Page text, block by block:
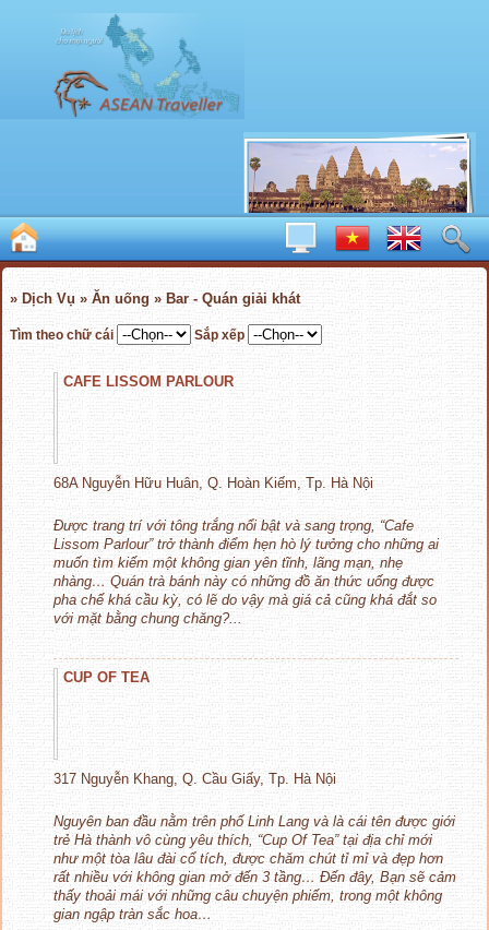
» Dịch Vụ » Ăn uống » Bar - Quán giải khát
Tìm theo chữ cái Sắp xếp
CAFE LISSOM PARLOUR
68A Nguyễn Hữu Huân, Q. Hoàn Kiếm, Tp. Hà Nội
Được trang trí với tông trắng nổi bật và sang trọng, “Cafe
Lissom Parlour” trở thành điểm hẹn hò lý tưởng cho những ai
muốn tìm kiếm một không gian yên tĩnh, lãng mạn, nhẹ
nhàng… Quán trà bánh này có những đồ ăn thức uống được
pha chế khá cầu kỳ, có lẽ do vậy mà giá cả cũng khá đắt so
với mặt bằng chung chăng?...
CUP OF TEA
317 Nguyễn Khang, Q. Cầu Giấy, Tp. Hà Nội
Nguyên ban đầu nằm trên phố Linh Lang và là cái tên được giới
trẻ Hà thành vô cùng yêu thích, “Cup Of Tea” tại địa chỉ mới
như một tòa lâu đài cổ tích, được chăm chút tỉ mỉ và đẹp hơn
rất nhiều với không gian mở đến 3 tầng… Đến đây, Bạn sẽ cảm
thấy thoải mái với những câu chuyện phiếm, trong một không
gian ngập tràn sắc hoa…